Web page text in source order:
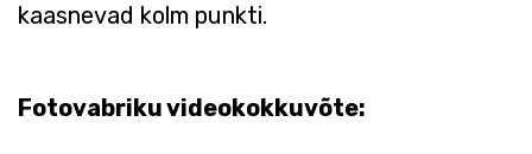
kaasnevad kolm punkti.
Fotovabriku videokokkuvõte: